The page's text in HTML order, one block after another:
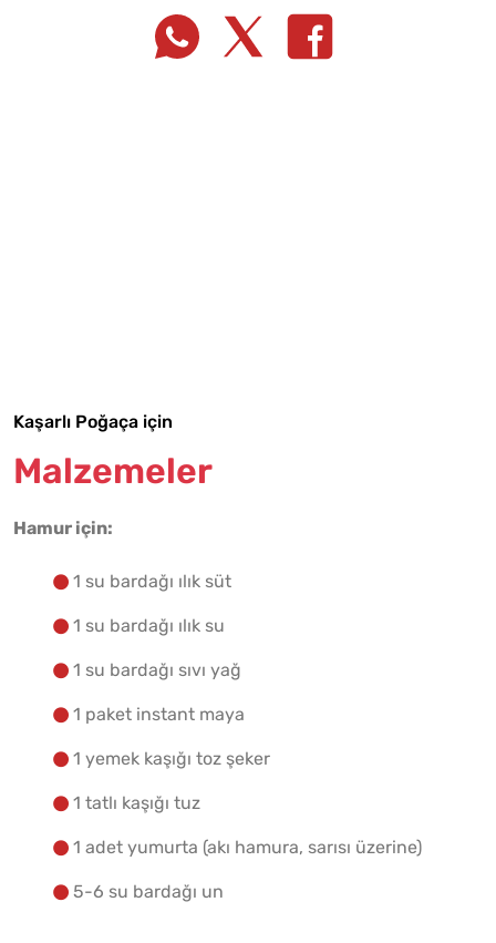
Kaşarlı Poğaça için
Malzemeler
Hamur için:
1 su bardağı ılık süt
1 su bardağı ılık su
1 su bardağı sıvı yağ
1 paket instant maya
1 yemek kaşığı toz şeker
1 tatlı kaşığı tuz
1 adet yumurta (akı hamura, sarısı üzerine)
5-6 su bardağı un